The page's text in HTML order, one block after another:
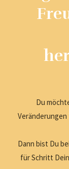
Du
Veränderungen
Dann bist Du
für Schritt